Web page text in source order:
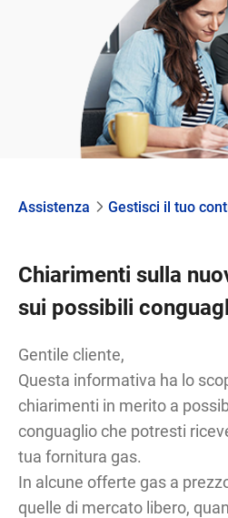
Assistenza Gestisci il tuo
Chiarimenti sulla
sui possibili
Gentile cliente,
Questa informativa ha lo
chiarimenti in merito a
conguaglio che potresti
tua fornitura gas.
In alcune offerte gas a
quelle di mercato libero,